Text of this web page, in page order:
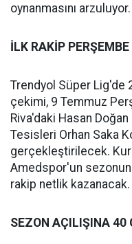
oynanmasını arzuluyor.
İLK RAKİP
Trendyol Süper
çekimi, 9 Temmuz
Riva'daki Hasan
Tesisleri Orhan Saka
gerçekleştirilecek.
Amedspor'un sezonun
rakip netlik kazanacak.
SEZON AÇILIŞINA 40